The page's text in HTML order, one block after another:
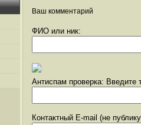
Ваш комментарий
ФИО или ник:
Антиспам проверка: Введите
Контактный E-mail (не